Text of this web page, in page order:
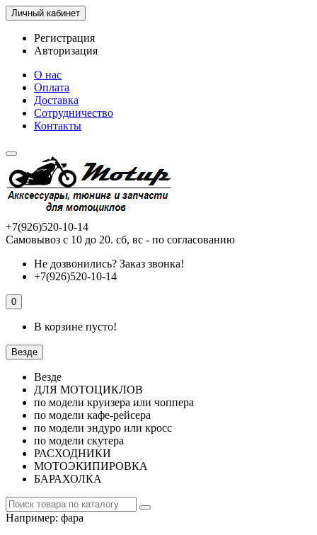
Личный кабинет
Регистрация
Авторизация
О нас
Оплата
Доставка
Сотрудничество
Контакты
+7(926)520-10-14
Самовывоз с 10 до 20. сб, вс - по согласованию
Не дозвонились? Заказ звонка!
+7(926)520-10-14
0
В корзине пусто!
Везде
Везде
ДЛЯ МОТОЦИКЛОВ
по модели круизера или чоппера
по модели кафе-рейсера
по модели эндуро или кросс
по модели скутера
РАСХОДНИКИ
МОТОЭКИПИРОВКА
БАРАХОЛКА
Например: фара